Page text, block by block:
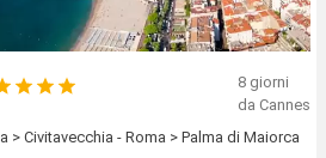
8 giorni
da Cannes
> Civitavecchia - Roma > Palma di Maiorca